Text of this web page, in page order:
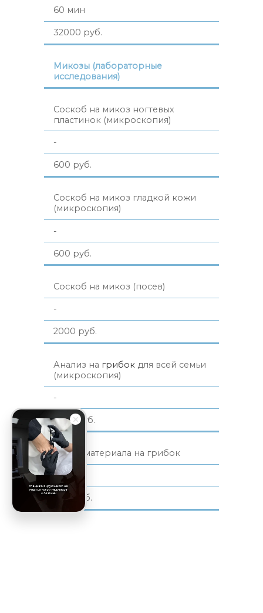
60 мин
32000 руб.
Микозы (лабораторные
исследования)
Соскоб на микоз ногтевых
пластинок (микроскопия)
-
600 руб.
Соскоб на микоз гладкой кожи
(микроскопия)
-
600 руб.
Соскоб на микоз (посев)
-
2000 руб.
Анализ на грибок для всей семьи
(микроскопия)
-
1799 руб.
Забор материала на грибок
-
800 руб.